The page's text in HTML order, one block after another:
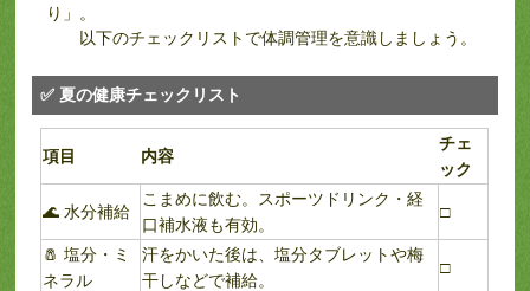
り」。
以下のチェックリストで体調管理を意識しましょう。
✅ 夏の健康チェックリスト
項目 内容
チェ
ック
🌊 水分補給
こまめに飲む。スポーツドリンク・経
口補水液も有効。
□
🧂 塩分・ミ
ネラル
汗をかいた後は、塩分タブレットや梅
干しなどで補給。
□